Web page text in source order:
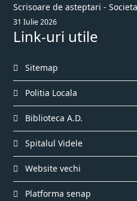
Scrisoare de asteptari -
31 Iulie 2026
Link-uri utile
Sitemap
Politia Locala
Biblioteca A.D.
Spitalul Videle
Website vechi
Platforma senap